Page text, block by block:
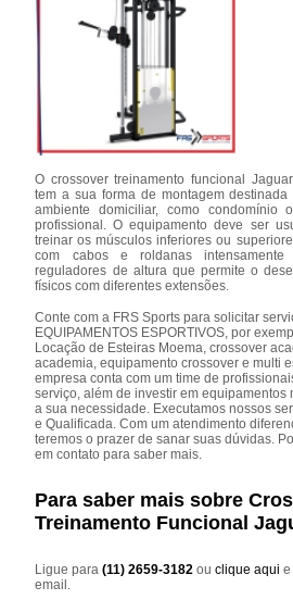
O crossover treinamento funcional
tem a sua forma de montagem
ambiente domiciliar, como condomínio
profissional. O equipamento deve ser
treinar os músculos inferiores ou
com cabos e roldanas intensamente
reguladores de altura que permite o
físicos com diferentes extensões.
Conte com a FRS Sports para solicitar
EQUIPAMENTOS ESPORTIVOS, por
Locação de Esteiras Moema, crossover
academia, equipamento crossover e multi
empresa conta com um time de
serviço, além de investir em equipamentos
a sua necessidade. Executamos nossos
e Qualificada. Com um atendimento
teremos o prazer de sanar suas dúvidas.
em contato para saber mais.
Para saber mais sobre
Treinamento Funcional
Ligue para(11) 2659-3182ouclique aqui e
email.